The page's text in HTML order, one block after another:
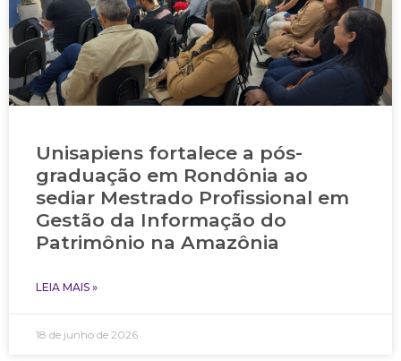
Unisapiens fortalece a pós-
graduação em Rondônia ao
sediar Mestrado Profissional em
Gestão da Informação do
Patrimônio na Amazônia
LEIA MAIS »
18 de junho de 2026